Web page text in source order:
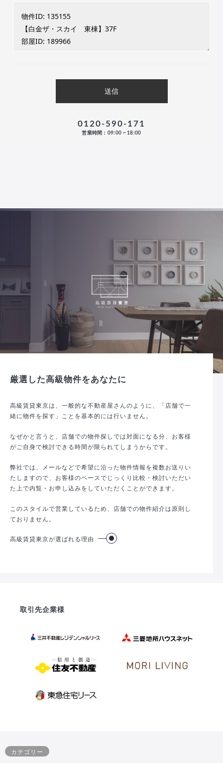
0120-590-171
営業時間：09:00 ~ 18:00
厳選した高級物件をあなたに
高級賃貸東京は、一般的な不動産屋さんのように、「店舗で一
緒に物件を探す」ことを基本的には行いません。
なぜかと言うと、店舗での物件探しでは対面になる分、お客様
がご自身で検討できる時間が限られてしまうからです。
弊社では、メールなどで希望に沿った物件情報を複数お送りい
たしますので、お客様のペースでじっくり比較・検討いただい
た上で内覧・お申し込みをしていただくことができます。
このスタイルで営業しているため、店舗での物件紹介は原則し
ておりません。
高級賃貸東京が選ばれる理由
取引先企業様
カテゴリー